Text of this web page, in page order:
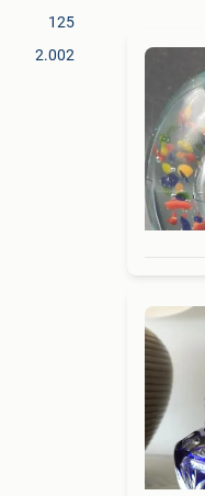
125
2.002